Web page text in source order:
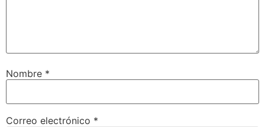
Nombre *
Correo electrónico *